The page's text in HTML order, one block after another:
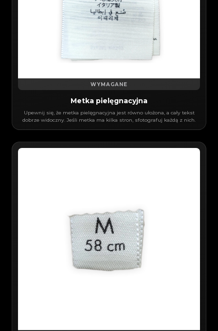
WYMAGANE
Metka pielęgnacyjna
Upewnij się, że metka pielęgnacyjna jest równo ułożona, a cały tekst
dobrze widoczny. Jeśli metka ma kilka stron, sfotografuj każdą z nich.